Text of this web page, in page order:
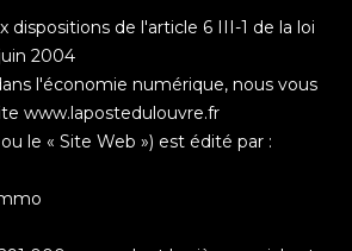
dispositions de l'article 6 III-1 de la loi
2004
l'économie numérique, nous vous
www.lapostedulouvre.fr
le « Site Web ») est édité par :